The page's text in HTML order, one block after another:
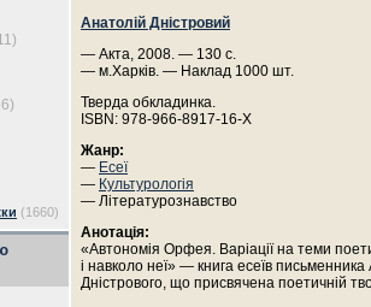
(1660)
Анатолій Дністровий
— Акта, 2008. — 130 с.
— м.Харків. — Наклад 1000 шт.
Тверда обкладинка.
ISBN: 978-966-8917-16-Х
Жанр:
— Есеї
— Культурологія
— Літературознавство
Анотація:
«Автономія Орфея. Варіації на теми
і навколо неї» — книга есеїв письменника
Дністрового, що присвячена поетичній